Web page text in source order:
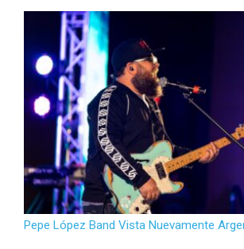
Pepe López Band Vista Nuevamente